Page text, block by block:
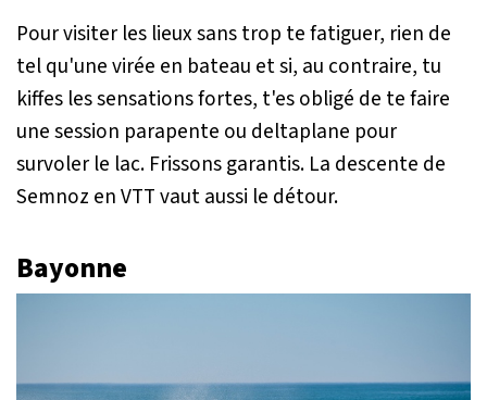
Pour visiter les lieux sans trop te fatiguer, rien de
tel qu'une virée en bateau et si, au contraire, tu
kiffes les sensations fortes, t'es obligé de te faire
une session parapente ou deltaplane pour
survoler le lac. Frissons garantis. La descente de
Semnoz en VTT vaut aussi le détour.
Bayonne